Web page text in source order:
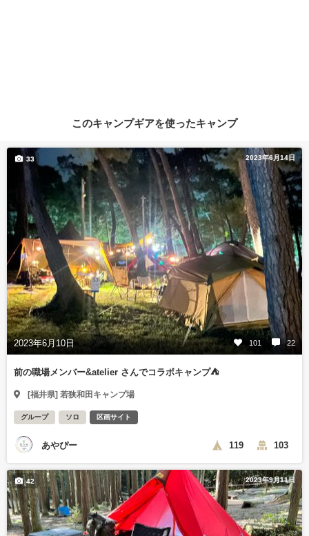
このキャンプギアを使ったキャンプ
2023年6月14日
2023年6月10日 101 22
33
前の職場メンバー&atelier さんでコラボキャンプ⛺️
[福井県] 若狭和田キャンプ場
グループ ソロ 区画サイト
あやぴー 119 103
2023年9月11日
42